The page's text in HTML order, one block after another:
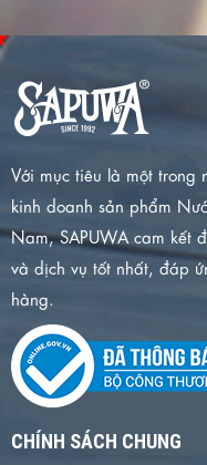
Với mục tiêu là một trong
kinh doanh sản phẩm
Nam, SAPUWA cam kết
và dịch vụ tốt nhất, đáp
hàng.
CHÍNH SÁCH CHUNG